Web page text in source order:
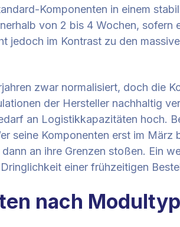
Komponenten in einem
von 2 bis 4 Wochen, sofern
jedoch im Kontrast zu den
zwar normalisiert, doch die
der Hersteller nachhaltig
an Logistikkapazitäten hoch.
seine Komponenten erst im
an ihre Grenzen stoßen. Ein
einer frühzeitigen
nach Modultyp